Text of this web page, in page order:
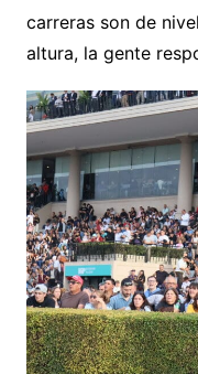
carreras son de
altura, la gente